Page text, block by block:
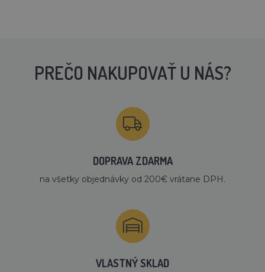
PREČO NAKUPOVAŤ U NÁS?
DOPRAVA ZDARMA
na všetky objednávky od 200€ vrátane DPH.
VLASTNÝ SKLAD